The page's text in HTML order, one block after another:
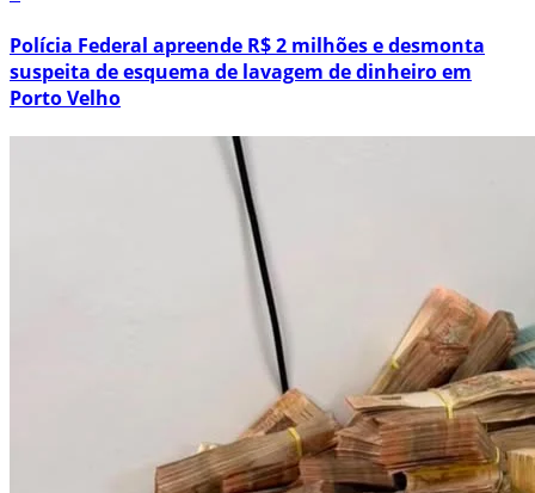
Polícia Federal apreende R$ 2 milhões e desmonta
suspeita de esquema de lavagem de dinheiro em
Porto Velho